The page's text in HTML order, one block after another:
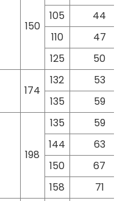
150
105
44
110
47
125 50
174
132
53
135 59
198
135
59
144
63
150
67
158 71